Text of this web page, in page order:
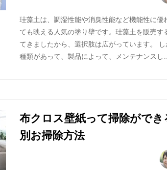
珪藻土は、調湿性能や消臭性能など機能性に優
ても映える人気の塗り壁です。珪藻土を販売す
てきましたから、選択肢は広がっています。
種類があって、製品によって、メンテナンスし…
布クロス壁紙って掃除ができ
別お掃除方法